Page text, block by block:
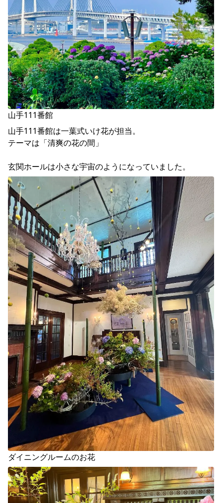
山手111番館は一葉式いけ花が担当。
テーマは「清爽の花の間」
玄関ホールは小さな宇宙のようになっていました。
ダイニングルームのお花